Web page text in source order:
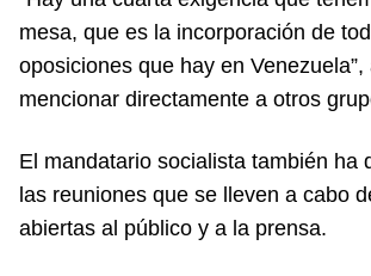
mesa, que es la incorporación de
oposiciones que hay en Venezuela”,
mencionar directamente a otros
El mandatario socialista también ha
las reuniones que se lleven a cabo
abiertas al público y a la prensa.